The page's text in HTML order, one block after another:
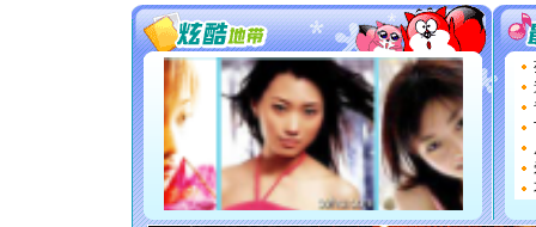
你太多，
要平安
[圣诞节]
能正大
都要快乐
[圣诞节]
如意,快
[元旦]
看
断电。
你是我
[元旦]如